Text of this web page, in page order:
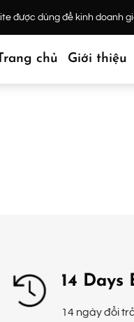
được dùng để kinh doanh
chủ Giới thiệu
14 Days
14 ngày đổi